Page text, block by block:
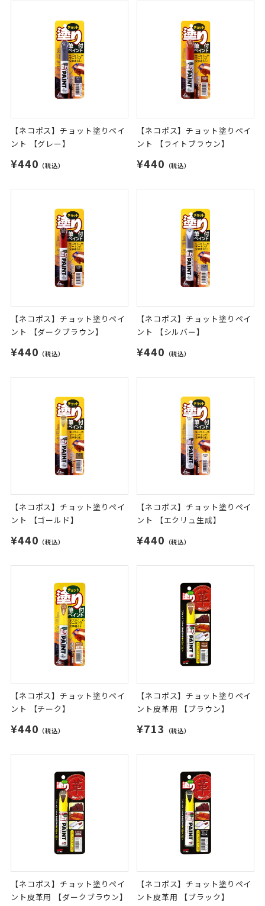
【ネコポス】チョット塗りペイ
ント 【グレー】
¥440 （税込）
【ネコポス】チョット塗りペイ
ント 【ライトブラウン】
¥440 （税込）
【ネコポス】チョット塗りペイ
ント 【ダークブラウン】
¥440 （税込）
【ネコポス】チョット塗りペイ
ント 【シルバー】
¥440 （税込）
【ネコポス】チョット塗りペイ
ント 【ゴールド】
¥440 （税込）
【ネコポス】チョット塗りペイ
ント 【エクリュ生成】
¥440 （税込）
【ネコポス】チョット塗りペイ
ント 【チーク】
¥440 （税込）
【ネコポス】チョット塗りペイ
ント皮革用 【ブラウン】
¥713 （税込）
【ネコポス】チョット塗りペイ
ント皮革用 【ダークブラウン】
【ネコポス】チョット塗りペイ
ント皮革用 【ブラック】